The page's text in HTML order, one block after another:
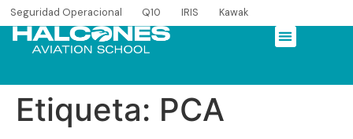
Seguridad Operacional Q10 IRIS Kawak
Etiqueta: PCA